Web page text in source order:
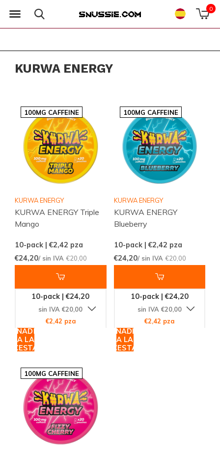
0
KURWA ENERGY
100MG CAFFEINE
KURWA ENERGY
KURWA ENERGY Triple
Mango
10-pack | €2,42 pza
€24,20/ sin IVA €20,00
10-pack | €24,20
sin IVA €20,00
€2,42 pza
AÑADIR
A LA
CESTA
100MG CAFFEINE
KURWA ENERGY
KURWA ENERGY
Blueberry
10-pack | €2,42 pza
€24,20/ sin IVA €20,00
10-pack | €24,20
sin IVA €20,00
€2,42 pza
AÑADIR
A LA
CESTA
100MG CAFFEINE